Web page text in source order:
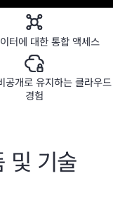
터에 대한 통합 액세스
공개로 유지하는 클라우드
경험
및 기술